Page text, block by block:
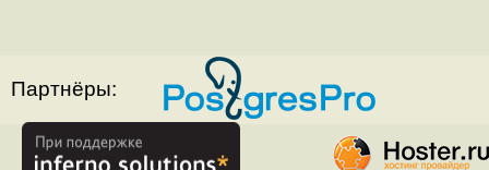
Партнёры: